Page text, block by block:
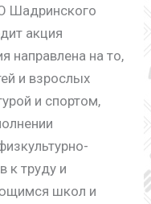
Шадринского
акция
направлена на то,
и взрослых
и спортом,
к труду и
школ и